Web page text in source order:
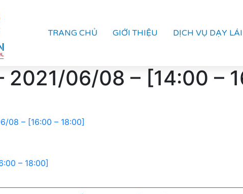
TRANG CHỦ GIỚI THIỆU DỊCH VỤ DẠY
2021/06/08 – [14:00 –
08 – [16:00 – 18:00]
– 18:00]